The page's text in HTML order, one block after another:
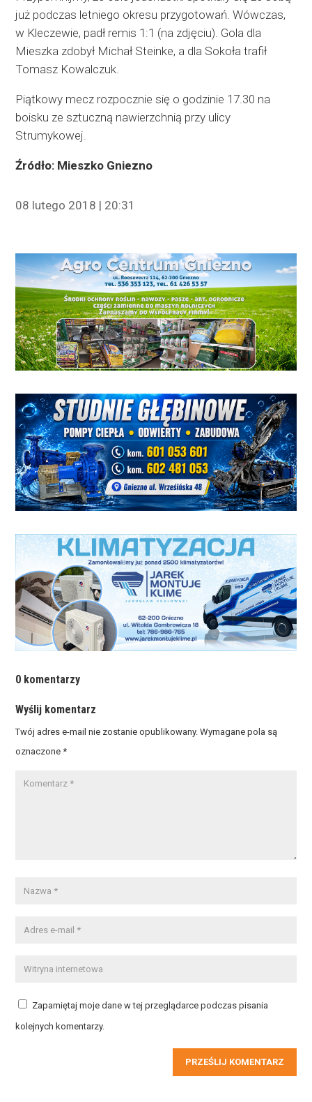
już podczas letniego okresu przygotowań. Wówczas,
w Kleczewie, padł remis 1:1 (na zdjęciu). Gola dla
Mieszka zdobył Michał Steinke, a dla Sokoła trafił
Tomasz Kowalczuk.
Piątkowy mecz rozpocznie się o godzinie 17.30 na
boisku ze sztuczną nawierzchnią przy ulicy
Strumykowej.
Źródło: Mieszko Gniezno
08 lutego 2018 | 20:31
0 komentarzy
Wyślij komentarz
Twój adres e-mail nie zostanie opublikowany. Wymagane pola są
oznaczone*
Zapamiętaj moje dane w tej przeglądarce podczas pisania
kolejnych komentarzy.
PRZEŚLIJ KOMENTARZ